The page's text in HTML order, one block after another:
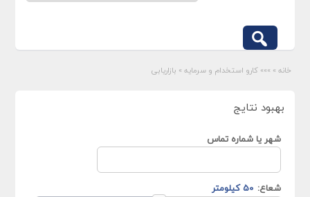
خانه » »»» کارو استخدام و سرمایه » بازاریابی
بهبود نتایج
شهر یا شماره تماس
شعاع: